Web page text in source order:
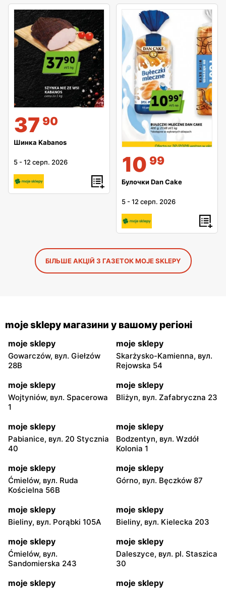
37 90
Шинка Kabanos
5 -12 серп. 2026 10 99
Булочки Dan Cake
5 -12 серп. 2026
БІЛЬШЕ АКЦІЙ З ГАЗЕТОК MOJE SKLEPY
moje sklepy магазини у вашому регіоні
moje sklepy
Gowarczów, вул. Giełzów
28B
moje sklepy
Skarżysko-Kamienna, вул.
Rejowska 54
moje sklepy
Wojtyniów, вул. Spacerowa
1
moje sklepy
Bliżyn, вул. Zafabryczna 23
moje sklepy
Pabianice, вул. 20 Stycznia
40
moje sklepy
Bodzentyn, вул. Wzdół
Kolonia 1
moje sklepy
Ćmielów, вул. Ruda
Kościelna 56B
moje sklepy
Górno, вул. Bęczków 87
moje sklepy
Bieliny, вул. Porąbki 105A
moje sklepy
Bieliny, вул. Kielecka 203
moje sklepy
Ćmielów, вул.
Sandomierska 243
moje sklepy
Daleszyce, вул. pl. Staszica
30
moje sklepy moje sklepy